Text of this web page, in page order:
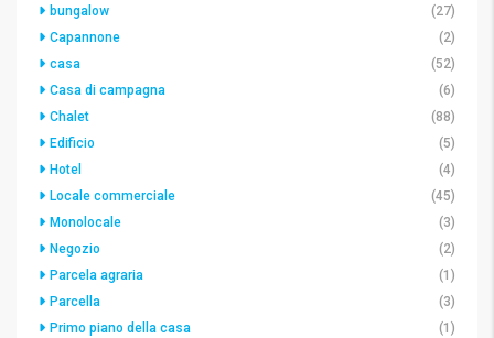
bungalow
(27)
Capannone
(2)
casa
(52)
Casa di campagna
(6)
Chalet
(88)
Edificio
(5)
Hotel
(4)
Locale commerciale
(45)
Monolocale
(3)
Negozio
(2)
Parcela agraria
(1)
Parcella
(3)
Primo piano della casa
(1)